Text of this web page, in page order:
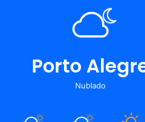
Porto
Nublado